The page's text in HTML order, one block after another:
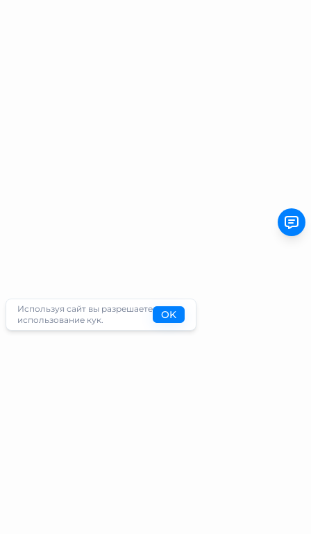
Используя сайт вы разрешаете
использование кук.
OK